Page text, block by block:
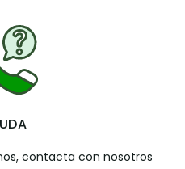
contacta con nosotros